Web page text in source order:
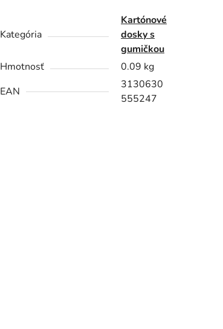
Kategória
Kartónové
dosky s
gumičkou
Hmotnosť
0.09 kg
EAN
3130630
555247